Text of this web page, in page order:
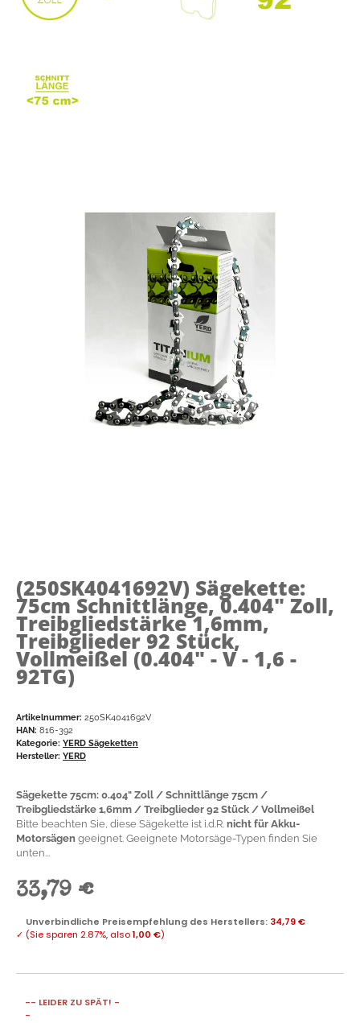
(250SK4041692V) Sägekette:
75cm Schnittlänge, 0.404" Zoll,
Treibgliedstärke 1,6mm,
Treibglieder 92 Stück,
Vollmeißel (0.404" - V - 1,6 -
92TG)
Artikelnummer: 250SK4041692V
HAN: 816-392
Kategorie: YERD Sägeketten
Hersteller: YERD
Sägekette 75cm: 0.404" Zoll / Schnittlänge 75cm /
Treibgliedstärke 1,6mm / Treibglieder 92 Stück / Vollmeißel
Bitte beachten Sie, diese Sägekette ist i.d.R. nicht für Akku-
Motorsägen geeignet. Geeignete Motorsäge-Typen finden Sie
unten...
33,79 €
Unverbindliche Preisempfehlung des Herstellers: 34,79 €
✓ (Sie sparen 2.87%, also1,00 €)
-- LEIDER ZU SPÄT! -
-